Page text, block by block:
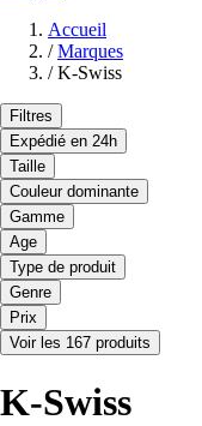
Accueil
/ Marques
/ K-Swiss
Filtres
Expédié en 24h
Taille
Couleur dominante
Gamme
Age
Type de produit
Genre
Prix
Voir les 167 produits
K-Swiss